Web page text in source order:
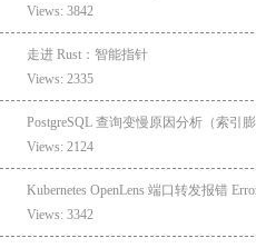
Views: 3842
走进 Rust：智能指针
Views: 2335
PostgreSQL 查询变慢原因分析（索引膨
Views: 2124
Kubernetes OpenLens 端口转发报错
Views: 3342